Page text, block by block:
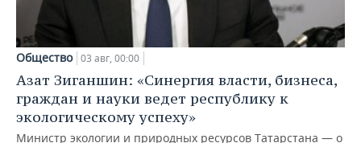
Общество 03 авг, 00:00
Азат Зиганшин: «Синергия власти, бизнеса,
граждан и науки ведет республику к
экологическому успеху»
Министр экологии и природных ресурсов Татарстана — о